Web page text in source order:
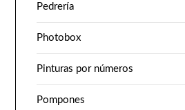
Pedrería
Photobox
Pinturas por números
Pompones